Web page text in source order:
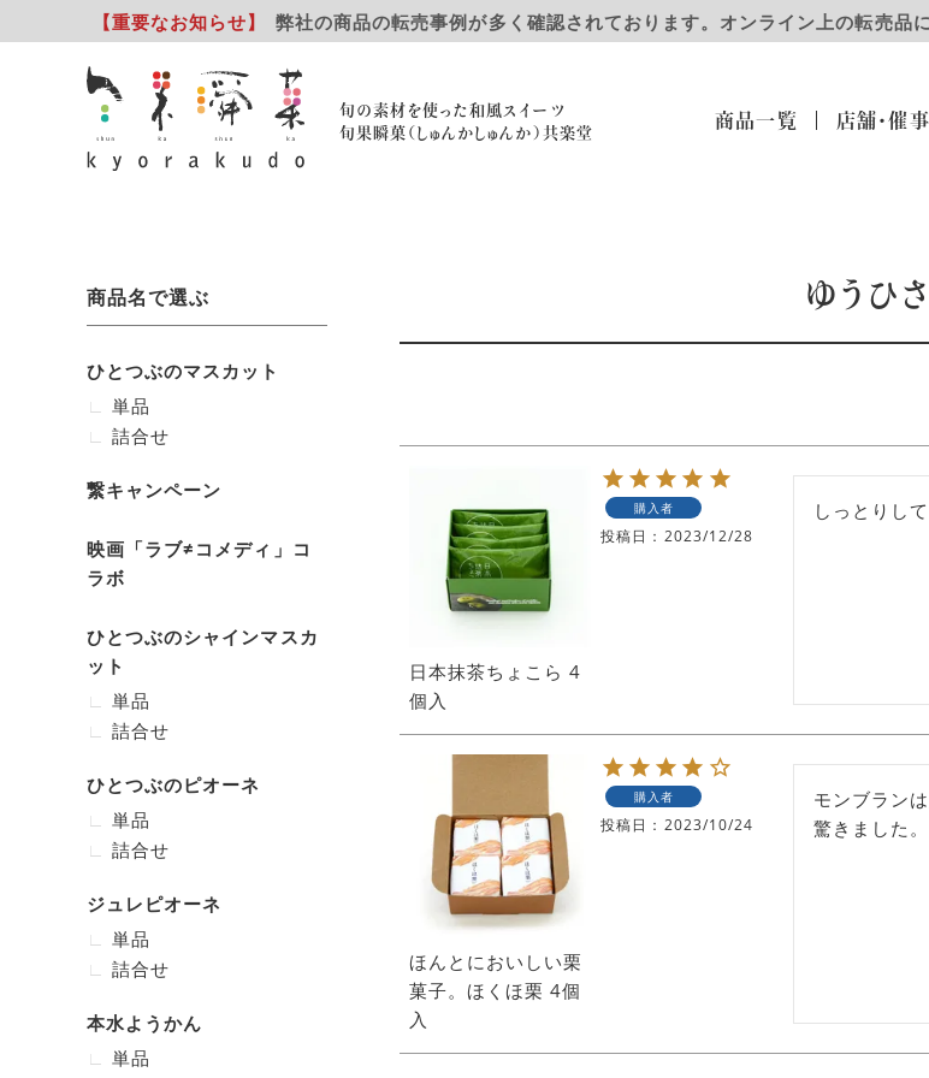
【重要なお知らせ】 弊社の商品の転売事例が多く確認されております。オンライン上の転売品
旬の素材を使った和風スイーツ
旬果瞬菓（しゅんかしゅんか）共楽堂
商品一覧 店舗・催事
ゆうひ
日本抹茶ちょこら 4
個入
購入者
投稿日 2023/12/28
しっとりし
ほんとにおいしい栗
菓子。ほくほ栗 4個
入
購入者
投稿日 2023/10/24
モンブラン
驚きました。
商品名で選ぶ
ひとつぶのマスカット
単品
詰合せ
繋キャンペーン
映画「ラブ≠コメディ」コ
ラボ
ひとつぶのシャインマスカ
ット
単品
詰合せ
ひとつぶのピオーネ
単品
詰合せ
ジュレピオーネ
単品
詰合せ
本水ようかん
単品